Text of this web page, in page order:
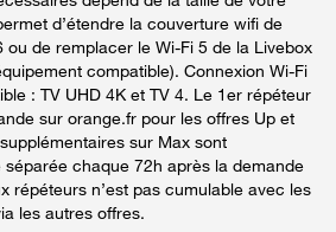
d’étendre la couverture wifi de
ou de remplacer le Wi-Fi 5 de la Livebox
compatible). Connexion Wi-Fi
: TV UHD 4K et TV 4. Le 1er répéteur
sur orange.fr pour les offres Up et
sur Max sont
chaque 72h après la demande
répéteurs n’est pas cumulable avec les
les autres offres.